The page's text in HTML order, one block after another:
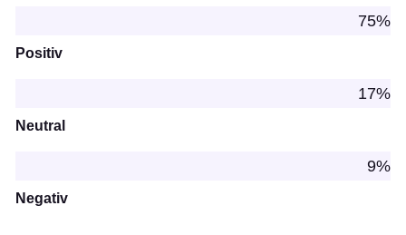
75%
Positiv
17%
Neutral
9%
Negativ